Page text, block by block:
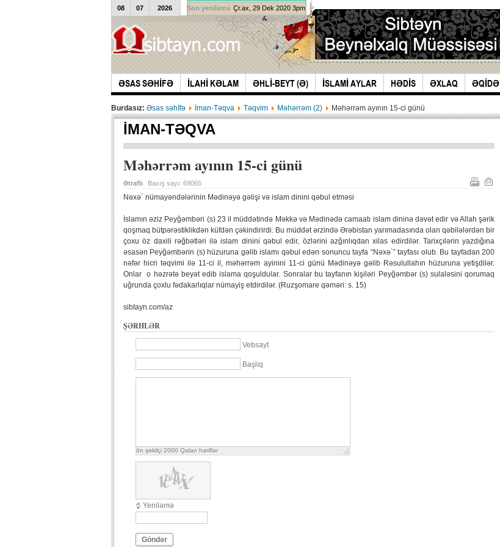
ƏSAS SƏHİFƏ İLAHİ KƏLAM ƏHLİ-BEYT (Ə) İSLAMİ AYLAR HƏDİS ƏXLAQ ƏQİDƏ
08 07 2026 Son yeniləmə Çr.ax, 29 Dek 2020 3pm
Burdasız: Əsas səhİfə İman-Təqva Təqvim Məhərrəm (2) Məhərrəm ayının 15-ci günü
İMAN-TƏQVA
Məhərrəm ayının 15-ci günü
Ətraflı Baxış sayı: 69065
Nəxə` nümayəndələrinin Mədinəyə gəlişi və islam dinini qəbul etməsi
İslamın əziz Peyğəmbəri (s) 23 il müddətində Məkkə və Mədinədə camaatı islam dininə dəvət edir və Allah şərik
qoşmaq bütpərəstiklikdən küfdən çəkindirirdi. Bu müddət ərzində Ərəbistan yarımadasında olan qəbilələrdən bir
çoxu öz daxili rəğbətləri ilə islam dinini qəbul edir, özlərini azğınlıqdan xilas edirdilər. Tarixçılərin yazdığına
əsasən Peyğəmbərin (s) hüzuruna gəlib islamı qəbul edən sonuncu tayfa “Nəxə`” tayfası olub. Bu tayfadan 200
nəfər hicri təqvimi ilə 11-ci il, məhərrəm ayinini 11-ci günü Mədinəyə gəlib Rəsulullahın hüzuruna yetişdilər.
Onlar o həzrətə beyət edib islama qoşuldular. Sonralar bu tayfanın kişiləri Peyğəmbər (s) sulaləsini qorumaq
uğrunda çoxlu fədakarlıqlar nümayiş etdirdilər. (Ruzşomare qəməri: s. 15)
sibtayn.com/az
ŞƏRHLƏR
Vebsayt
Başlıq
ön şəkilçi 2000 Qalan həriflər
Yeniləmə
Göndər